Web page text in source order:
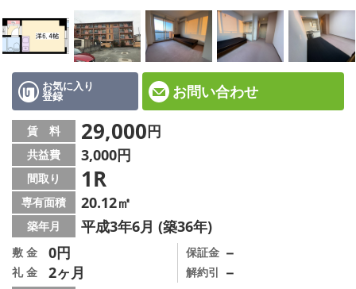
☆インターネット無料物件☆
☆敷金·礼金0円物件☆
路線·駅から探す
地域から探す
地図から探す
スタッフ紹介
スタッフ募集中
店舗情報·アクセス
お気に入り
登録 お問い合わせ
賃 料 29,000円
共益費 3,000円
間取り 1R
専有面積 20.12㎡
築年月 平成3年6月 (築36年)
敷 金 0円
礼 金 2ヶ月
保証金 －
解約引 －